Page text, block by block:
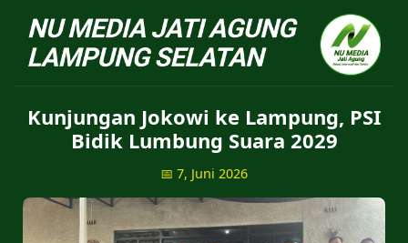
NU Jatiagung - Situs
Kunjungan Jokowi ke Lampung, PSI
Bidik Lumbung Suara 2029
📅 7, Juni 2026